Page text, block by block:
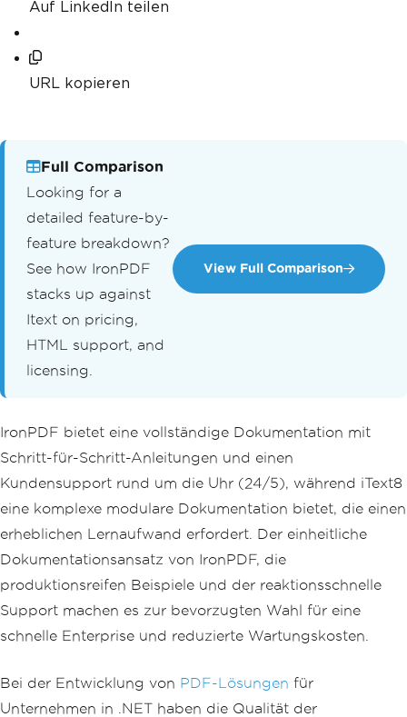
Auf LinkedIn teilen
URL kopieren
Full Comparison
Looking for a
detailed feature-by-
feature breakdown?
See how IronPDF
stacks up against
Itext on pricing,
HTML support, and
licensing.
View Full Comparison
IronPDF bietet eine vollständige Dokumentation mit
Schritt-für-Schritt-Anleitungen und einen
Kundensupport rund um die Uhr (24/5), während iText8
eine komplexe modulare Dokumentation bietet, die einen
erheblichen Lernaufwand erfordert. Der einheitliche
Dokumentationsansatz von IronPDF, die
produktionsreifen Beispiele und der reaktionsschnelle
Support machen es zur bevorzugten Wahl für eine
schnelle Enterprise und reduzierte Wartungskosten.
Bei der Entwicklung von PDF-Lösungen für
Unternehmen in .NET haben die Qualität der